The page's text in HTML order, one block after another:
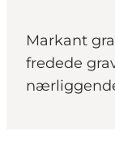
Markant
fredede